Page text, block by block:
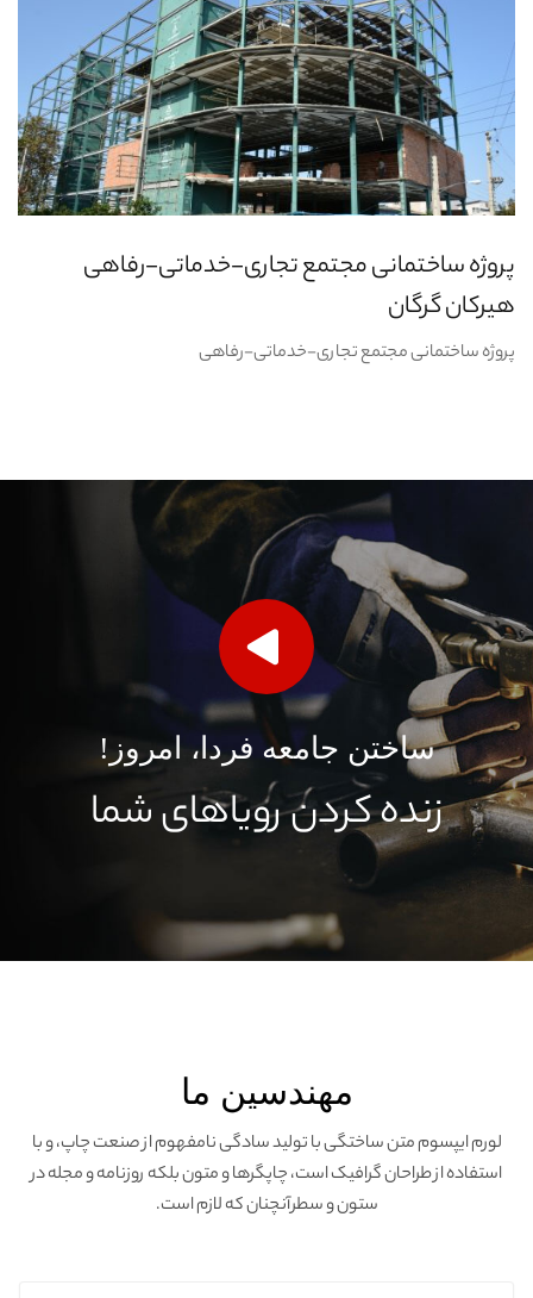
پروژه ساختمانی مجتمع تجاری-خدماتی-رفاهی
هیرکان گرگان
پروژه ساختمانی مجتمع تجاری-خدماتی-رفاهی
ساختن جامعه فردا، امروز!
زنده کردن رویاهای شما
مهندسین ما
لورم ایپسوم متن ساختگی با تولید سادگی نامفهوم از صنعت چاپ، و با
استفاده از طراحان گرافیک است، چاپگرها و متون بلکه روزنامه و مجله در
ستون و سطرآنچنان که لازم است.